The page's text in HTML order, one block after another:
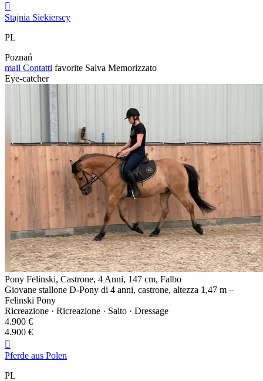

Stajnia Siekierscy
PL
Poznań
mail Contatti favorite Salva Memorizzato
Eye-catcher
Pony Felinski, Castrone, 4 Anni, 147 cm, Falbo
Giovane stallone D-Pony di 4 anni, castrone, altezza 1,47 m –
Felinski Pony
Ricreazione · Ricreazione · Salto · Dressage
4.900 €
4.900 €

Pferde aus Polen
PL